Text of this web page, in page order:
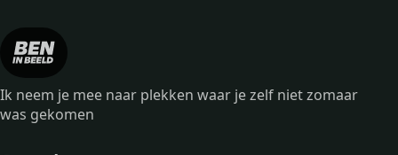
Ik neem je mee naar plekken waar je zelf niet zomaar
was gekomen